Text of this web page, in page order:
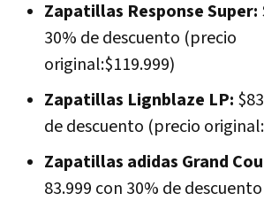
Zapatillas Response Super:
30% de descuento (precio
original:$119.999)
Zapatillas Lignblaze LP:
de descuento (precio
Zapatillas adidas Grand
83.999 con 30% de